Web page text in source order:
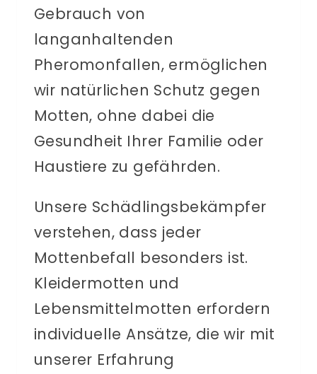
Gebrauch von
langanhaltenden
Pheromonfallen, ermöglichen
wir natürlichen Schutz gegen
Motten, ohne dabei die
Gesundheit Ihrer Familie oder
Haustiere zu gefährden.
Unsere Schädlingsbekämpfer
verstehen, dass jeder
Mottenbefall besonders ist.
Kleidermotten und
Lebensmittelmotten erfordern
individuelle Ansätze, die wir mit
unserer Erfahrung